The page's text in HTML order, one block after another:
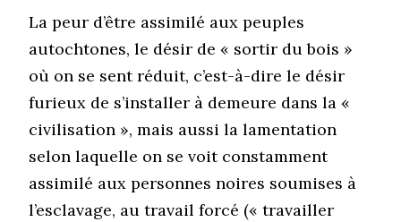
La peur d’être assimilé aux peuples
autochtones, le désir de « sortir du bois »
où on se sent réduit, c’est-à-dire le désir
furieux de s’installer à demeure dans la «
civilisation », mais aussi la lamentation
selon laquelle on se voit constamment
assimilé aux personnes noires soumises à
l’esclavage, au travail forcé (« travailler